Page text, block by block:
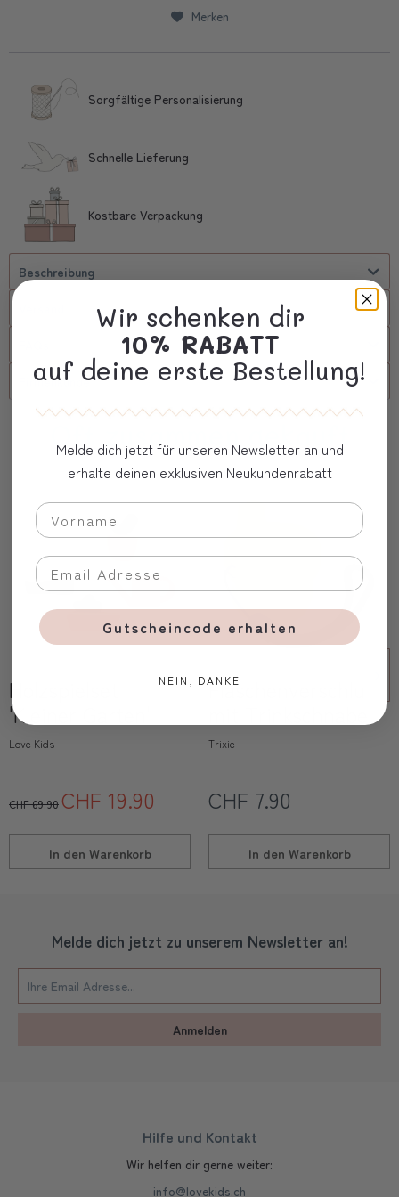
Merken
Sorgfältige Personalisierung
Schnelle Lieferung
Kostbare Verpackung
Beschreibung
Firmenkunde
Oft zusammen gekauft
Holzspielset
'Kleiner Garten'
Love Kids
CHF 69.90CHF 19.90
In den Warenkorb
Flaschenverschluss
Trixie
CHF 7.90
In den Warenkorb
Melde dich jetzt zu unserem Newsletter an!
Anmelden
Hilfe und Kontakt
Wir helfen dir gerne weiter:
info@lovekids.ch
Wir schenken dir
10% RABATT
auf deine erste Bestellung!
Melde dich jetzt für unseren Newsletter an und
erhalte deinen exklusiven Neukundenrabatt
Gutscheincode erhalten
NEIN, DANKE